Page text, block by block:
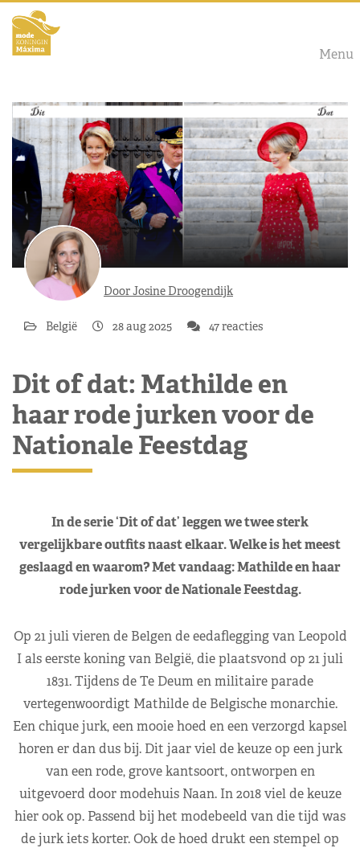
Menu
Door Josine Droogendijk
België 28 aug 2025 47 reacties
Dit of dat: Mathilde en
haar rode jurken voor de
Nationale Feestdag
In de serie ‘Dit of dat’ leggen we twee sterk
vergelijkbare outfits naast elkaar. Welke is het meest
geslaagd en waarom? Met vandaag: Mathilde en haar
rode jurken voor de Nationale Feestdag.
Op 21 juli vieren de Belgen de eedaflegging van Leopold
I als eerste koning van België, die plaatsvond op 21 juli
1831. Tijdens de Te Deum en militaire parade
vertegenwoordigt Mathilde de Belgische monarchie.
Een chique jurk, een mooie hoed en een verzorgd kapsel
horen er dan dus bij. Dit jaar viel de keuze op een jurk
van een rode, grove kantsoort, ontworpen en
uitgevoerd door modehuis Naan. In 2018 viel de keuze
hier ook op. Passend bij het modebeeld van die tijd was
de jurk iets korter. Ook de hoed drukt een stempel op